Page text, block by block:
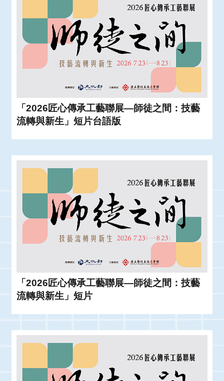
「2026匠心傳承工藝聯展—師徒之間：技藝
流轉與新生」短片台語版
「2026匠心傳承工藝聯展—師徒之間：技藝
流轉與新生」短片